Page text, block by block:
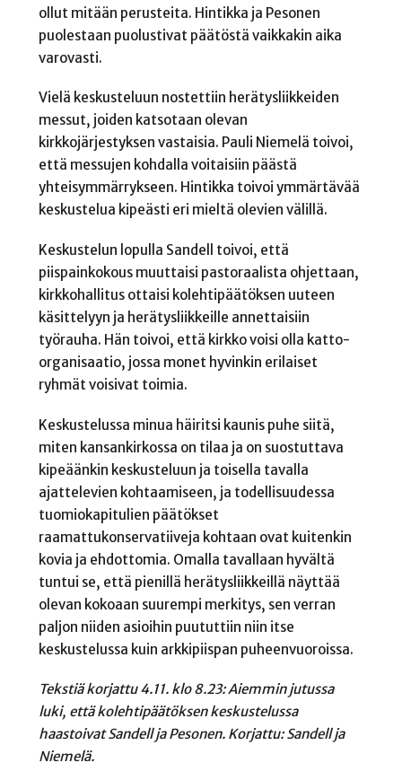
ollut mitään perusteita. Hintikka ja Pesonen
puolestaan puolustivat päätöstä vaikkakin aika
varovasti.
Vielä keskusteluun nostettiin herätysliikkeiden
messut, joiden katsotaan olevan
kirkkojärjestyksen vastaisia. Pauli Niemelä toivoi,
että messujen kohdalla voitaisiin päästä
yhteisymmärrykseen. Hintikka toivoi ymmärtävää
keskustelua kipeästi eri mieltä olevien välillä.
Keskustelun lopulla Sandell toivoi, että
piispainkokous muuttaisi pastoraalista ohjettaan,
kirkkohallitus ottaisi kolehtipäätöksen uuteen
käsittelyyn ja herätysliikkeille annettaisiin
työrauha. Hän toivoi, että kirkko voisi olla katto-
organisaatio, jossa monet hyvinkin erilaiset
ryhmät voisivat toimia.
Keskustelussa minua häiritsi kaunis puhe siitä,
miten kansankirkossa on tilaa ja on suostuttava
kipeäänkin keskusteluun ja toisella tavalla
ajattelevien kohtaamiseen, ja todellisuudessa
tuomiokapitulien päätökset
raamattukonservatiiveja kohtaan ovat kuitenkin
kovia ja ehdottomia. Omalla tavallaan hyvältä
tuntui se, että pienillä herätysliikkeillä näyttää
olevan kokoaan suurempi merkitys, sen verran
paljon niiden asioihin puututtiin niin itse
keskustelussa kuin arkkipiispan puheenvuoroissa.
Tekstiä korjattu 4.11. klo 8.23: Aiemmin jutussa
luki, että kolehtipäätöksen keskustelussa
haastoivat Sandell ja Pesonen. Korjattu: Sandell ja
Niemelä.